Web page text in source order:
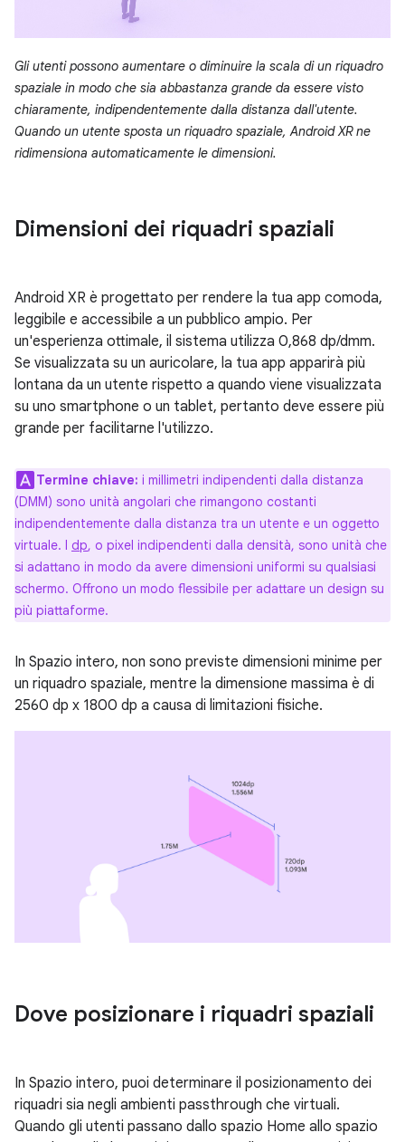
Gli utenti possono aumentare o diminuire la scala di un riquadro
spaziale in modo che sia abbastanza grande da essere visto
chiaramente, indipendentemente dalla distanza dall'utente.
Quando un utente sposta un riquadro spaziale, Android XR ne
ridimensiona automaticamente le dimensioni.
Dimensioni dei riquadri spaziali
Android XR è progettato per rendere la tua app comoda,
leggibile e accessibile a un pubblico ampio. Per
un'esperienza ottimale, il sistema utilizza 0,868 dp/dmm.
Se visualizzata su un auricolare, la tua app apparirà più
lontana da un utente rispetto a quando viene visualizzata
su uno smartphone o un tablet, pertanto deve essere più
grande per facilitarne l'utilizzo.
Termine chiave: i millimetri indipendenti dalla distanza
(DMM) sono unità angolari che rimangono costanti
indipendentemente dalla distanza tra un utente e un oggetto
virtuale. I dp, o pixel indipendenti dalla densità, sono unità che
si adattano in modo da avere dimensioni uniformi su qualsiasi
schermo. Offrono un modo flessibile per adattare un design su
più piattaforme.
In Spazio intero, non sono previste dimensioni minime per
un riquadro spaziale, mentre la dimensione massima è di
2560 dp x 1800 dp a causa di limitazioni fisiche.
Dove posizionare i riquadri spaziali
In Spazio intero, puoi determinare il posizionamento dei
riquadri sia negli ambienti passthrough che virtuali.
Quando gli utenti passano dallo spazio Home allo spazio